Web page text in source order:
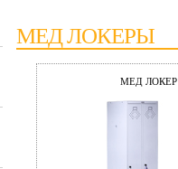
МЕД ЛОКЕРЫ
МЕД ЛОКЕР